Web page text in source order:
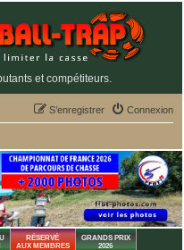
et compétiteurs.
Connexion
S’enregistrer
RÉSERVÉ
AUX MEMBRES
GRANDS PRIX
2026